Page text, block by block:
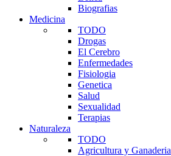
Biografias
Medicina
TODO
Drogas
El Cerebro
Enfermedades
Fisiologia
Genetica
Salud
Sexualidad
Terapias
Naturaleza
TODO
Agricultura y Ganaderia